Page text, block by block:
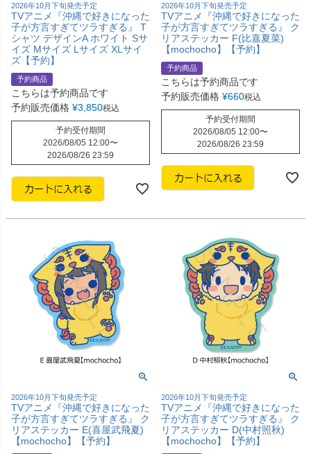
2026年10月下旬発売予定
TVアニメ『沖縄で好きになった
子が方言すぎてツラすぎる』 T
シャツ デザインA ホワイト Sサ
イズ Mサイズ Lサイズ XLサイ
ズ【予約】
予約商品
こちらは予約商品です
予約販売価格 ¥3,850税込
予約受付期間
2026/08/05 12:00〜
2026/08/26 23:59
2026年10月下旬発売予定
TVアニメ『沖縄で好きになった
子が方言すぎてツラすぎる』 ク
リアステッカー F(比嘉夏菜)
【mochocho】【予約】
予約商品
こちらは予約商品です
予約販売価格 ¥660税込
予約受付期間
2026/08/05 12:00〜
2026/08/26 23:59
2026年10月下旬発売予定
TVアニメ『沖縄で好きになった
子が方言すぎてツラすぎる』 ク
リアステッカー E(喜屋武飛夏)
【mochocho】【予約】
2026年10月下旬発売予定
TVアニメ『沖縄で好きになった
子が方言すぎてツラすぎる』 ク
リアステッカー D(中村照秋)
【mochocho】【予約】